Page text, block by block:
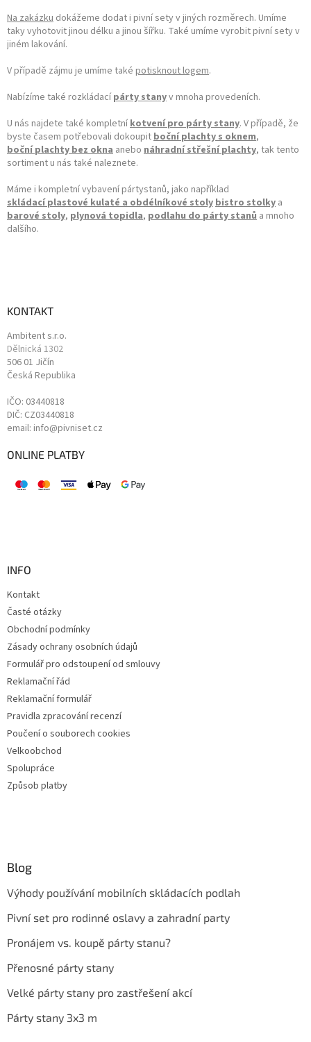
Na zakázku dokážeme dodat i pivní sety v jiných rozměrech. Umíme
taky vyhotovit jinou délku a jinou šířku. Také umíme vyrobit pivní sety v
jiném lakování.
V případě zájmu je umíme také potisknout logem.
Nabízíme také rozkládací párty stanyv mnoha provedeních.
U nás najdete také kompletníkotvení pro párty stany. V případě, že
byste časem potřebovali dokoupitboční plachty s oknem,
boční plachty bez okna anebo náhradní střešní plachty, tak tento
sortiment u nás také naleznete.
Máme i kompletní vybavení pártystanů, jako například
skládací plastové kulaté a obdélníkové stolybistro stolky a
barové stoly, plynová topidla, podlahu do párty stanů a mnoho
dalšího.
KONTAKT
Ambitent s.r.o.
Dělnická 1302
506 01 Jičín
Česká Republika
IČO: 03440818
DIČ: CZ03440818
email: info@pivniset.cz
ONLINE PLATBY
INFO
Kontakt
Časté otázky
Obchodní podmínky
Zásady ochrany osobních údajů
Formulář pro odstoupení od smlouvy
Reklamační řád
Reklamační formulář
Pravidla zpracování recenzí
Poučení o souborech cookies
Velkoobchod
Spolupráce
Způsob platby
Blog
Výhody používání mobilních skládacích podlah
Pivní set pro rodinné oslavy a zahradní party
Pronájem vs. koupě párty stanu?
Přenosné párty stany
Velké párty stany pro zastřešení akcí
Párty stany 3x3 m